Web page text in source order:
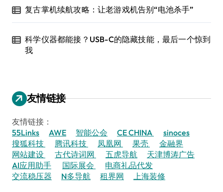
复古掌机续航攻略：让老游戏机告别“电池杀手”
科学仪器都能接？USB-C的隐藏技能，最后一个惊到
我
友情链接
友情链接：
55Links
AWE 智能公会 CE CHINA
sinoces
搜狐科技
腾讯科技 凤凰网 果壳
金融界
网站建设
古代诗词网 五虎导航
天津博涛广告
AI应用助手
国际展会
电商礼品代发
交流稳压器
N多导航 租界网 上海装修